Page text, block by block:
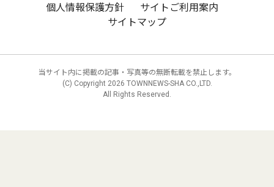
個人情報保護方針
サイトご利用案内
サイトマップ
当サイト内に掲載の記事・写真等の無断転載を禁止します。
(C) Copyright 2026 TOWNNEWS-SHA CO.,LTD.
All Rights Reserved.